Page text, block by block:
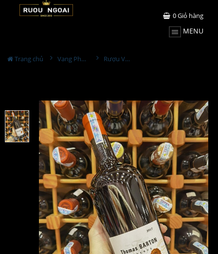
0Giỏ hàng
MENU
Trang chủ Vang Pháp Rượu Vang Thomas Barton Reserve Margaux